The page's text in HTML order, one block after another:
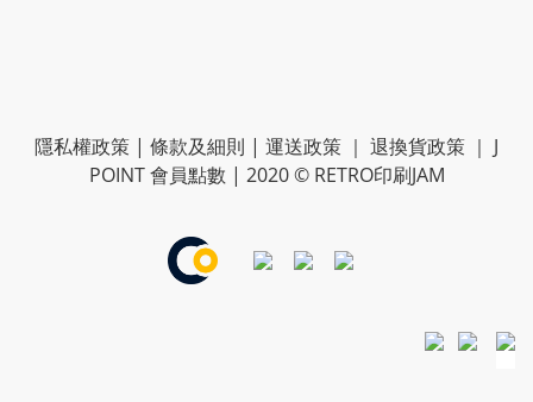
隱私權政策 | 條款及細則 | 運送政策 ｜ 退換貨政策 ｜ J
POINT 會員點數 | 2020 © RETRO印刷JAM